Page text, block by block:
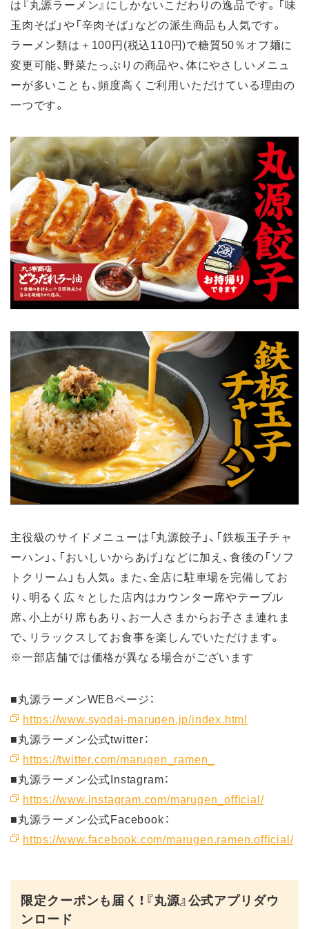
は『丸源ラーメン』にしかないこだわりの逸品です。「味
玉肉そば」や「辛肉そば」などの派生商品も人気です。
ラーメン類は＋100円(税込110円)で糖質50％オフ麺に
変更可能、野菜たっぷりの商品や、体にやさしいメニュ
ーが多いことも、頻度高くご利用いただけている理由の
一つです。
主役級のサイドメニューは「丸源餃子」、「鉄板玉子チャ
ーハン」、「おいしいからあげ」などに加え、食後の「ソフ
トクリーム」も人気。また、全店に駐車場を完備してお
り、明るく広々とした店内はカウンター席やテーブル
席、小上がり席もあり、お一人さまからお子さま連れま
で、リラックスしてお食事を楽しんでいただけます。
※一部店舗では価格が異なる場合がございます
■丸源ラーメンWEBページ：
https://www.syodai-marugen.jp/index.html
■丸源ラーメン公式twitter：
https://twitter.com/marugen_ramen_
■丸源ラーメン公式Instagram：
https://www.instagram.com/marugen_official/
■丸源ラーメン公式Facebook：
https://www.facebook.com/marugen.ramen.official/
限定クーポンも届く！『丸源』公式アプリダウ
ンロード